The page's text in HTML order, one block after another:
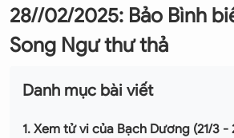
28//02/2025: Bảo Bình
Song Ngư thư thả
Danh mục bài viết
1. Xem tử vi của Bạch Dương (21/3 -